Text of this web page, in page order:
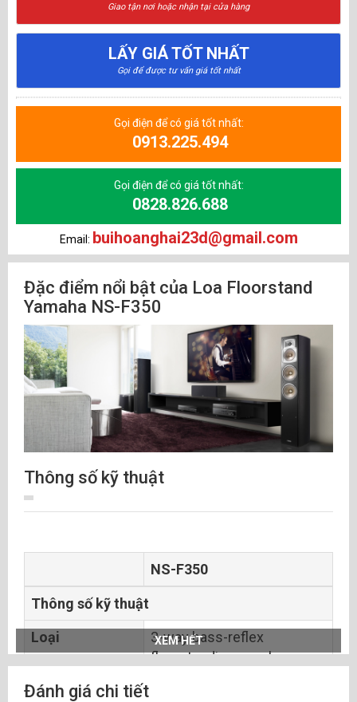
Giao tận nơi hoặc nhận tại cửa hàng
LẤY GIÁ TỐT NHẤT
Gọi để được tư vấn giá tốt nhất
Gọi điện để có giá tốt nhất:
0913.225.494
Gọi điện để có giá tốt nhất:
0828.826.688
Email: buihoanghai23d@gmail.com
Đặc điểm nổi bật của Loa Floorstand
Yamaha NS-F350
Thông số kỹ thuật
NS-F350
Thông số kỹ thuật
Loại
3-way bass-reflex
floorstanding speakers
Loa trầm
XEM HẾT
Đánh giá chi tiết